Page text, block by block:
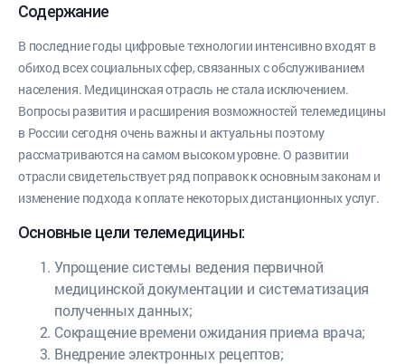
Содержание
В последние годы цифровые технологии интенсивно входят в
обиход всех социальных сфер, связанных с обслуживанием
населения. Медицинская отрасль не стала исключением.
Вопросы развития и расширения возможностей телемедицины
в России сегодня очень важны и актуальны поэтому
рассматриваются на самом высоком уровне. О развитии
отрасли свидетельствует ряд поправок к основным законам и
изменение подхода к оплате некоторых дистанционных услуг.
Основные цели телемедицины:
Упрощение системы ведения первичной
медицинской документации и систематизация
полученных данных;
Сокращение времени ожидания приема врача;
Внедрение электронных рецептов;